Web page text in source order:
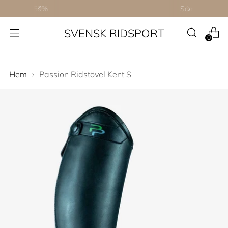
SVENSK RIDSPORT 0
Hem Passion Ridstövel Kent S